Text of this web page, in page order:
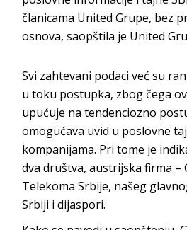
članicama United Grupe, bez
osnova, saopštila je United
Svi zahtevani podaci već su
u toku postupka, zbog čega
upućuje na tendenciozno
omogućava uvid u poslovne
kompanijama. Pri tome je
dva društva, austrijska firma –
Telekoma Srbije, našeg
Srbiji i dijaspori.